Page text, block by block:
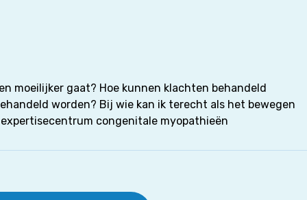
moeilijker gaat? Hoe kunnen klachten behandeld
worden? Bij wie kan ik terecht als het bewegen
congenitale myopathieën